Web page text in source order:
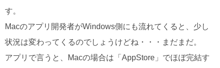
す。
Macのアプリ開発者がWindows側にも流れてくると、少し
状況は変わってくるのでしょうけどね・・・まだまだ。
アプリで言うと、Macの場合は「AppStore」でほぼ完結す